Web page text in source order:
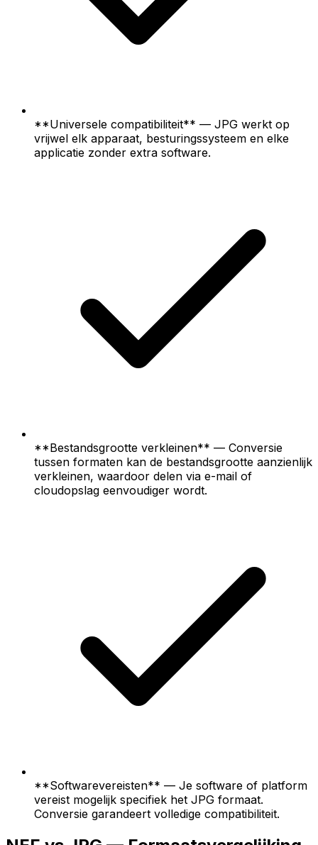
**Universele compatibiliteit** — JPG werkt op
vrijwel elk apparaat, besturingssysteem en elke
applicatie zonder extra software.
**Bestandsgrootte verkleinen** — Conversie
tussen formaten kan de bestandsgrootte aanzienlijk
verkleinen, waardoor delen via e-mail of
cloudopslag eenvoudiger wordt.
**Softwarevereisten** — Je software of platform
vereist mogelijk specifiek het JPG formaat.
Conversie garandeert volledige compatibiliteit.